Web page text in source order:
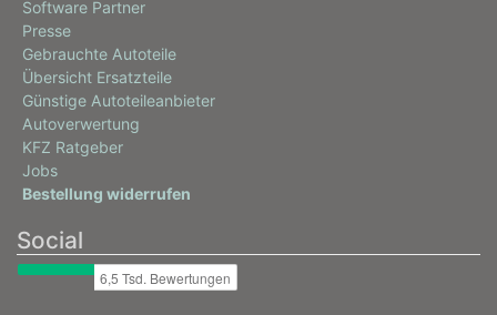
Software Partner
Presse
Gebrauchte Autoteile
Übersicht Ersatzteile
Günstige Autoteileanbieter
Autoverwertung
KFZ Ratgeber
Jobs
Bestellung widerrufen
Social